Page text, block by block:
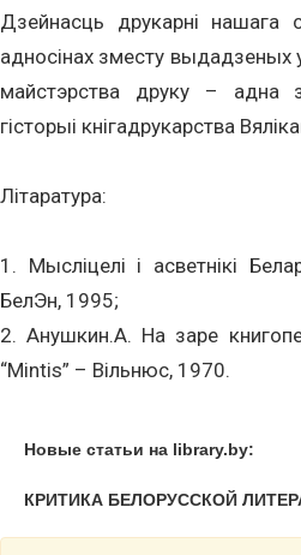
Дзейнасць друкарні нашага
адносінах зместу выдадзеных у
майстэрства друку – адна
гісторыі кнігадрукарства
Літаратура:
1. Мысліцелі і асветнікі
БелЭн, 1995;
2. Анушкин.А. На заре
“Mintis” – Вільнюс, 1970.
Новые статьи на library.by:
КРИТИКА БЕЛОРУССКОЙ